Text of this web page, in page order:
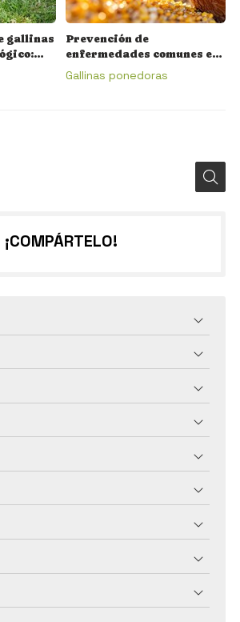
gallinas
Prevención de
enfermedades comunes en
gallinas ponedoras
Gallinas ponedoras
¡COMPÁRTELO!